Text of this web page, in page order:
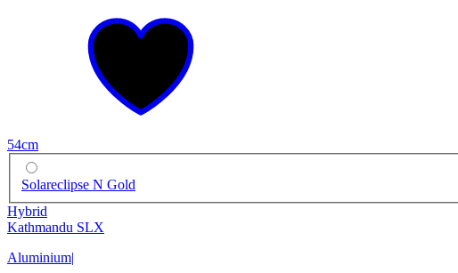
54cm
Solareclipse N Gold
Hybrid
Kathmandu SLX
Aluminium|